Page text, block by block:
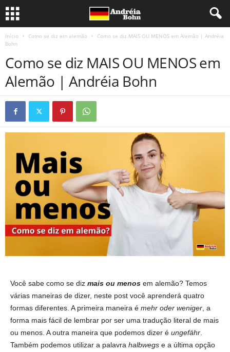
Início Como se diz em alemão
Como se diz MAIS OU MENOS em Alemão | Andréia
Bohn
Como se diz MAIS OU MENOS em
Alemão | Andréia Bohn
Você sabe como se diz mais ou menos em alemão? Temos
várias maneiras de dizer, neste post você aprenderá quatro
formas diferentes. A primeira maneira é mehr oder weniger , a
forma mais fácil de lembrar por ser uma tradução literal de mais
ou menos. A outra maneira que podemos dizer é ungefähr
Também podemos utilizar a palavra halbwegs e a última opção